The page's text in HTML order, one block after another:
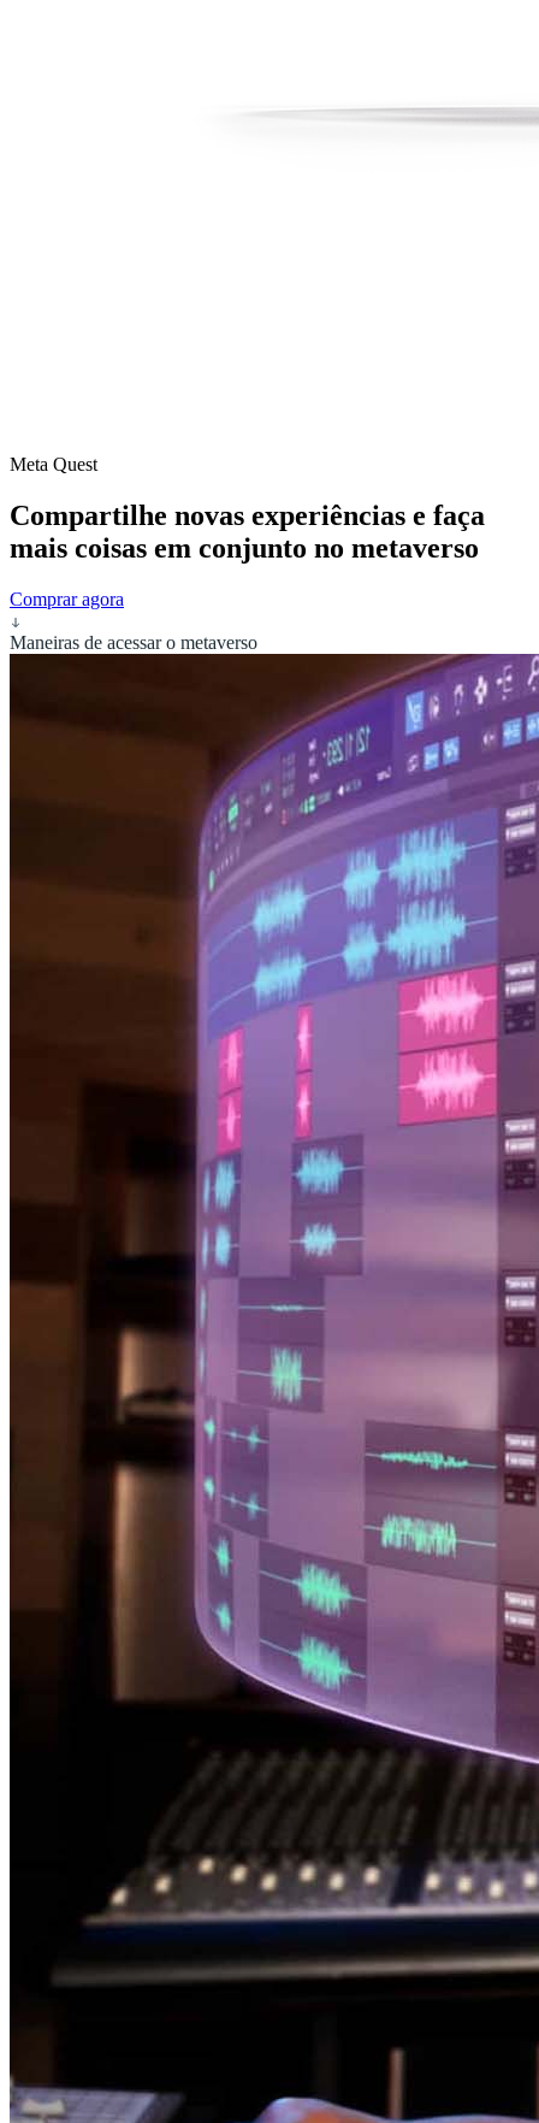
Meta Quest
Compartilhe novas experiências e faça
mais coisas em conjunto no metaverso
Comprar agora
Maneiras de acessar o metaverso